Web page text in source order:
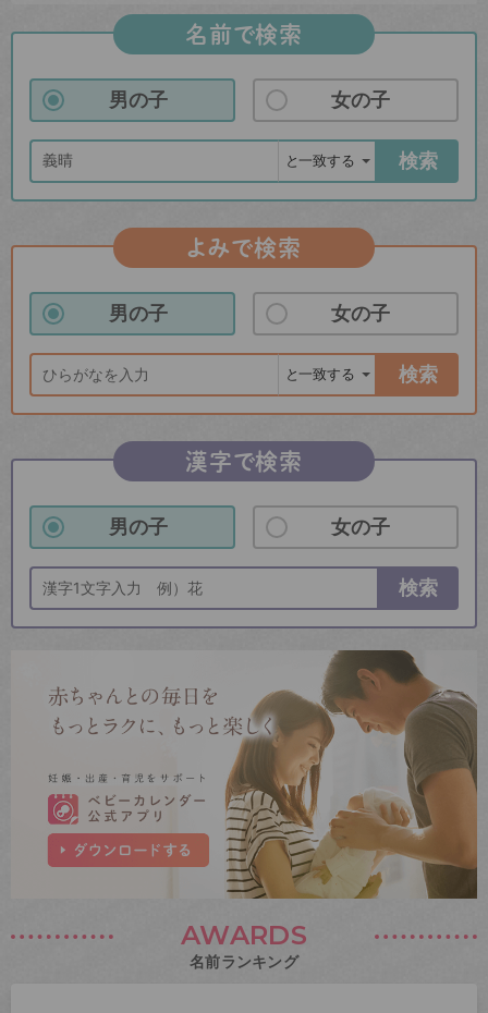
名前で検索
男の子 女の子
検索
よみで検索
男の子 女の子
検索
漢字で検索
男の子 女の子
検索
AWARDS
名前ランキング